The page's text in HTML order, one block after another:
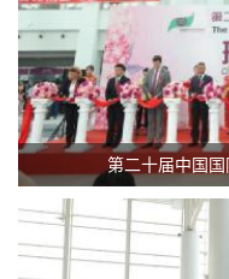
第二十届中国